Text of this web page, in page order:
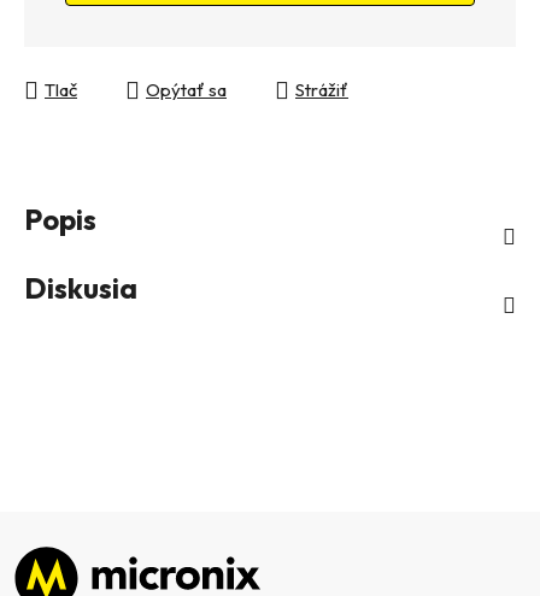
Tlač Opýtať sa Strážiť
Popis
Diskusia
Zápätie